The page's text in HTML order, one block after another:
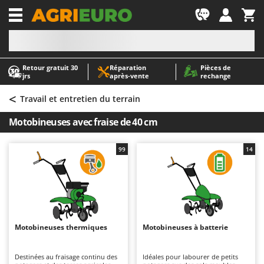
Retour gratuit 30
jrs
Réparation
après‑vente
Pièces de
rechange
-1
A
Abris de jardin
Accessoires pour tracteurs tondeuses autoportés
Aérateurs Scarificateurs pour gazon
Arracheuses de pommes de terre pour tracteur
Aspirateurs - Balais Électriques
Aspirateurs à cendres
Aspirateurs à feuilles sur roues
Aspirateurs de piscine
Aspirateurs Multifonctions
Atomiseurs pour traitements
A
AgriEuro Premium
AgriEuro TOP-LINE
AGT
Aima
Airmec
ALA 2000
Ama
< Travail et entretien du terrain
Motobineuses avec fraise de 40 cm
Motobineuses thermiques
Destinées au fraisage continu des
99
Motobineuses à batterie
Idéales pour labourer de petits
14